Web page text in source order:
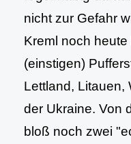
nicht zur Gefahr
Kreml noch
(einstigen)
Lettland, Litauen,
der Ukraine. Von
bloß noch zwei